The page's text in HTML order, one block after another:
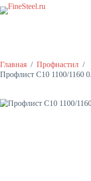
Перейти
к
Главная / Профнастил /
Профлист С10 1100/1160